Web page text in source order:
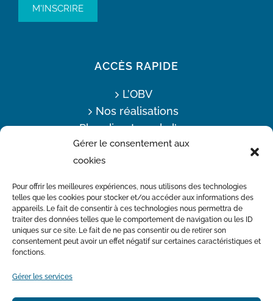
Gérer le consentement aux
cookies
Pour offrir les meilleures expériences, nous utilisons des technologies
telles que les cookies pour stocker et/ou accéder aux informations des
appareils. Le fait de consentir à ces technologies nous permettra de
traiter des données telles que le comportement de navigation ou les ID
uniques sur ce site. Le fait de ne pas consentir ou de retirer son
consentement peut avoir un effet négatif sur certaines caractéristiques et
fonctions.
Gérer les services
ACCÈS RAPIDE
L’OBV
Nos réalisations
Plan directeur de l’eau
Offres d’emploi
Avec la participation financière du Ministère de l’Environnement
et de la Lutte contre les changements climatiques